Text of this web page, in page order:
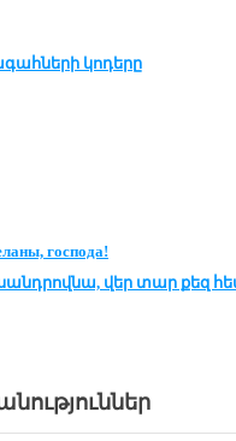
կո­դե­րը
госпо­да!
վեր տար քեզ